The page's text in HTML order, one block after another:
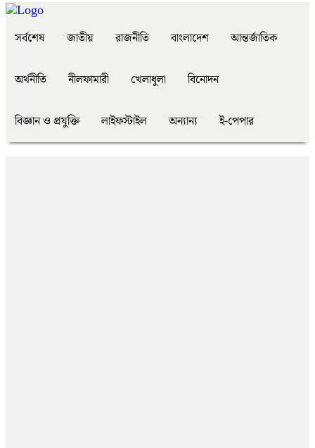
সর্বশেষ জাতীয় রাজনীতি বাংলাদেশ আন্তর্জাতিক
অর্থনীতি নীলফামারী খেলাধুলা বিনোদন
বিজ্ঞান ও প্রযুক্তি লাইফস্টাইল অন্যান্য ই-পেপার